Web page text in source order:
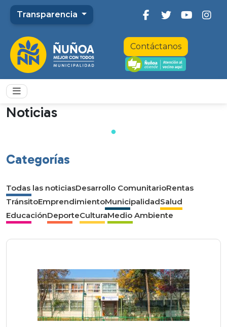
Transparencia
Contáctanos
Noticias
Categorías
Todas las noticiasDesarrollo ComunitarioRentas
TránsitoEmprendimientoMunicipalidadSalud
EducaciónDeporteCulturaMedio Ambiente